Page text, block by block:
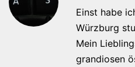
Einst habe
Würzburg
Mein
grandiosen